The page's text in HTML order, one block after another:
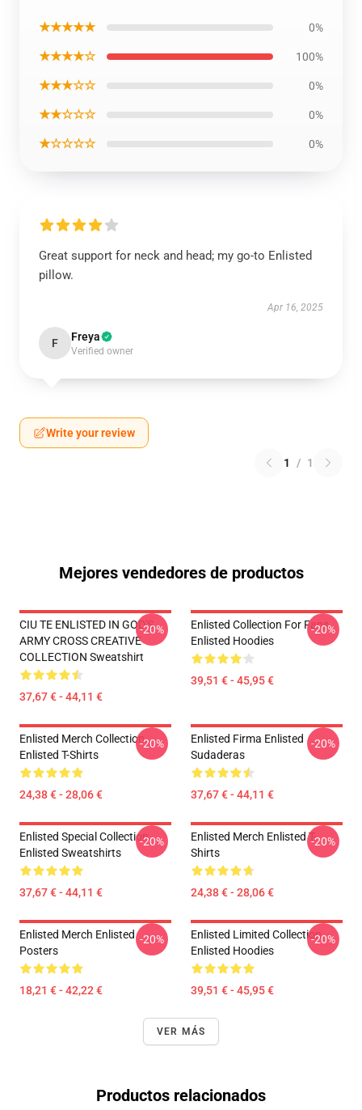
★★★★★ 0%
★★★★☆ 100%
★★★☆☆ 0%
★★☆☆☆ 0%
★☆☆☆☆ 0%
Great support for neck and head; my go-to Enlisted
pillow.
Apr 16, 2025
F Freya
Verified owner
Write your review
1 / 1
Mejores vendedores de productos
CIU TE ENLISTED IN GOD'S
ARMY CROSS CREATIVE
COLLECTION Sweatshirt
37,67 € - 44,11 €
-20%
Enlisted Collection For Fans
Enlisted Hoodies
39,51 € - 45,95 €
-20%
Enlisted Merch Collection
Enlisted T-Shirts
24,38 € - 28,06 €
-20%
Enlisted Firma Enlisted
Sudaderas
37,67 € - 44,11 €
-20%
Enlisted Special Collection
Enlisted Sweatshirts
37,67 € - 44,11 €
-20%
Enlisted Merch Enlisted T-
Shirts
24,38 € - 28,06 €
-20%
Enlisted Merch Enlisted
Posters
18,21 € - 42,22 €
-20%
Enlisted Limited Collection
Enlisted Hoodies
39,51 € - 45,95 €
-20%
VER MÁS
Productos relacionados